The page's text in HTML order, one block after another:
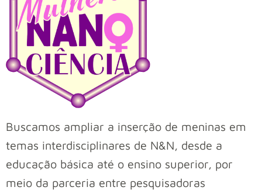
Buscamos ampliar a inserção de meninas em
temas interdisciplinares de N&N, desde a
educação básica até o ensino superior, por
meio da parceria entre pesquisadoras